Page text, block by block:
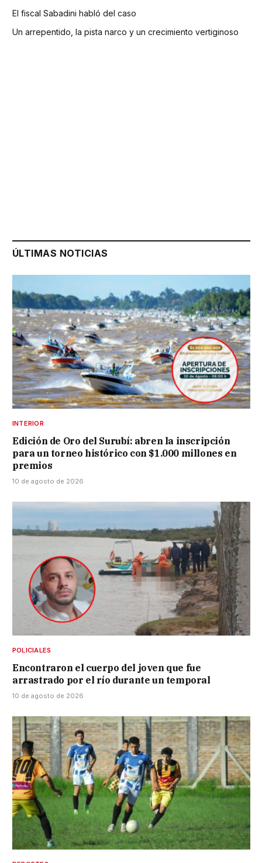
El fiscal Sabadini habló del caso
Un arrepentido, la pista narco y un crecimiento vertiginoso
ÚLTIMAS NOTICIAS
INTERIOR
Edición de Oro del Surubí: abren la inscripción
para un torneo histórico con $1.000 millones en
premios
10 de agosto de 2026
POLICIALES
Encontraron el cuerpo del joven que fue
arrastrado por el río durante un temporal
10 de agosto de 2026